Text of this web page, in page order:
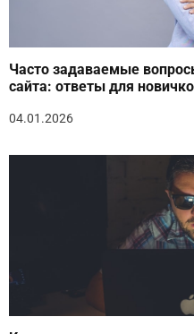
Часто задаваемые
сайта: ответы для
04.01.2026